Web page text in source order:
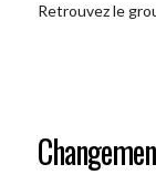
Retrouvez le